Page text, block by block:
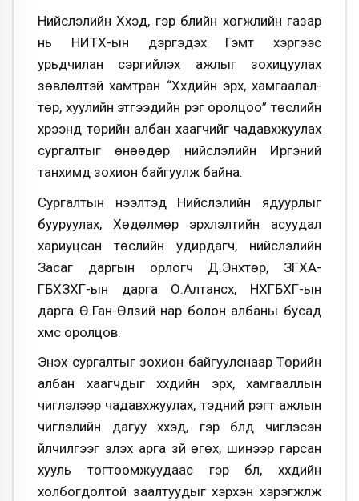
Нийслэлийн Хүүхэд, гэр бүлийн хөгжлийн газар
нь НИТХ-ын дэргэдэх Гэмт хэргээс
урьдчилан сэргийлэх ажлыг зохицуулах
зөвлөлтэй хамтран “Хүүхдийн эрх, хамгаалал-
төр, хуулийн этгээдийн үүрэг оролцоо” төслийн
хүрээнд төрийн албан хаагчийг чадавхжуулах
сургалтыг өнөөдөр нийслэлийн Иргэний
танхимд зохион байгуулж байна.
Сургалтын нээлтэд Нийслэлийн ядуурлыг
бууруулах, Хөдөлмөр эрхлэлтийн асуудал
хариуцсан төслийн удирдагч, нийслэлийн
Засаг даргын орлогч Д.Энхтөр, ЗГХА-
ГБХЗХГ-ын дарга О.Алтансүх, НХГБХГ-ын
дарга Ө.Ган-Өлзий нар болон албаны бусад
хүмүүс оролцов.
Энэхүү сургалтыг зохион байгуулснаар Төрийн
албан хаагчдыг хүүхдийн эрх, хамгааллын
чиглэлээр чадавхжуулах, тэдний үүрэгт ажлын
чиглэлийн дагуу хүүхэд, гэр бүлд чиглэсэн
үйлчилгээг үзүүлэх арга зүй өгөх, шинээр гарсан
хууль тогтоомжуудаас гэр бүл, хүүхдийн
холбогдолтой заалтуудыг хэрхэн хэрэгжүүлж